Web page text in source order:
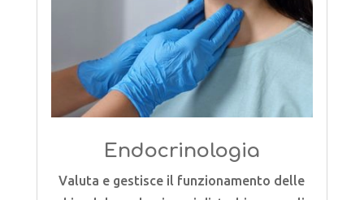
Endocrinologia
Valuta e gestisce il funzionamento delle